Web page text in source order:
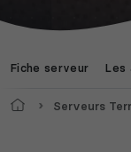
Fiche serveur Les
AccueilServeurs